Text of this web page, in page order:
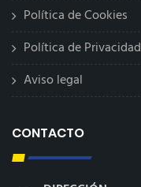
Política de Cookies
Política de Privacidad
Aviso legal
CONTACTO